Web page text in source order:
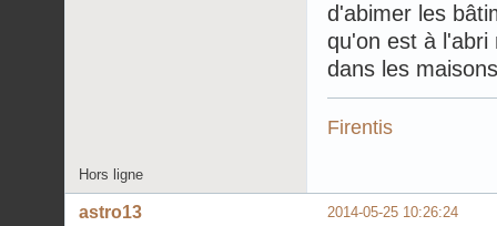
d'abimer les
qu'on est à l'abri
dans les
Firentis
Hors ligne
2014-05-25 10:26:24
astro13